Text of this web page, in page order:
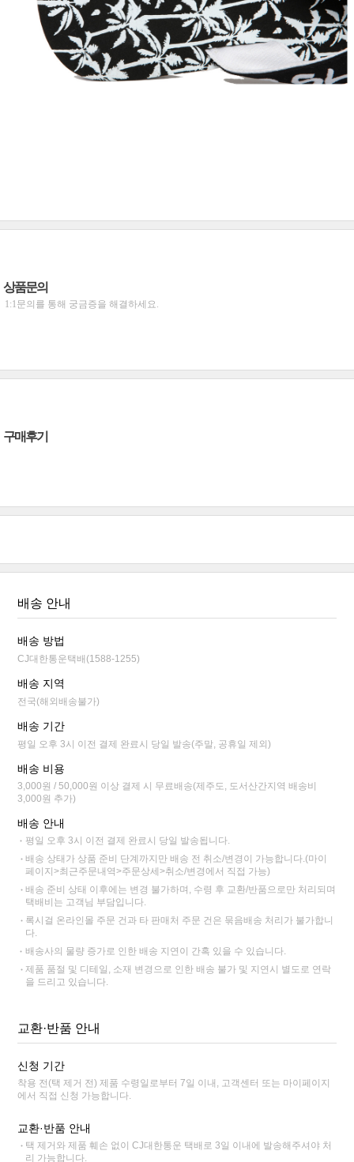
상품문의
1:1문의를 통해 궁금증을 해결하세요.
구매후기
배송 안내
배송 방법
CJ대한통운택배(1588-1255)
배송 지역
전국(해외배송불가)
배송 기간
평일 오후 3시 이전 결제 완료시 당일 발송(주말, 공휴일 제외)
배송 비용
3,000원 / 50,000원 이상 결제 시 무료배송(제주도, 도서산간지역 배송비
3,000원 추가)
배송 안내
평일 오후 3시 이전 결제 완료시 당일 발송됩니다.
배송 상태가 상품 준비 단계까지만 배송 전 취소/변경이 가능합니다.(마이
페이지>최근주문내역>주문상세>취소/변경에서 직접 가능)
배송 준비 상태 이후에는 변경 불가하며, 수령 후 교환/반품으로만 처리되며
택배비는 고객님 부담입니다.
록시걸 온라인몰 주문 건과 타 판매처 주문 건은 묶음배송 처리가 불가합니
다.
배송사의 물량 증가로 인한 배송 지연이 간혹 있을 수 있습니다.
제품 품절 및 디테일, 소재 변경으로 인한 배송 불가 및 지연시 별도로 연락
을 드리고 있습니다.
교환·반품 안내
신청 기간
착용 전(택 제거 전) 제품 수령일로부터 7일 이내, 고객센터 또는 마이페이지
에서 직접 신청 가능합니다.
교환·반품 안내
택 제거와 제품 훼손 없이 CJ대한통운 택배로 3일 이내에 발송해주셔야 처
리 가능합니다.